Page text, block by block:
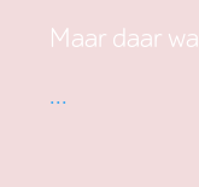
Maar daar
...